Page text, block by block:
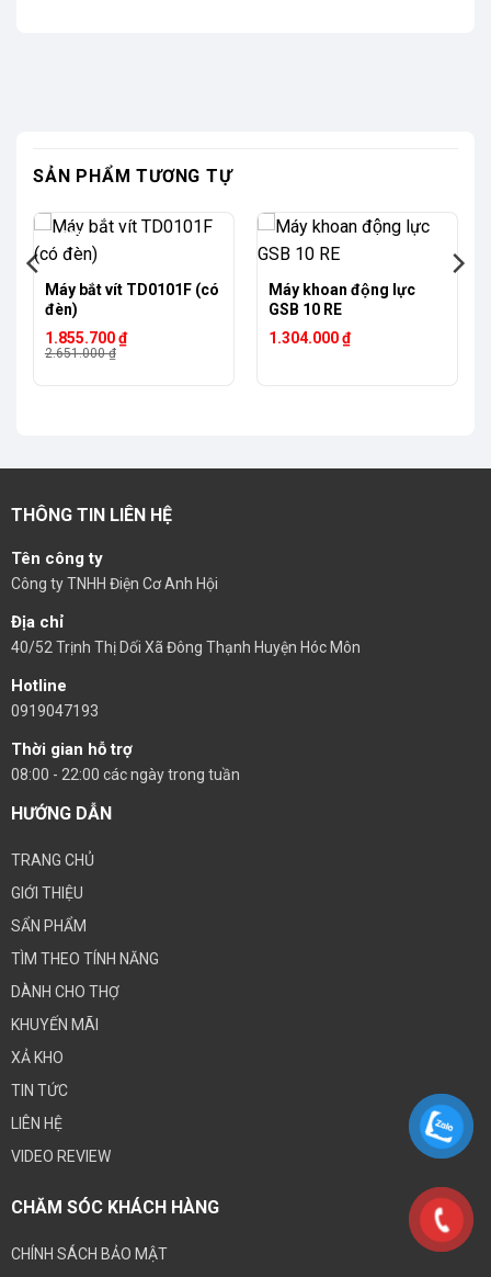
SẢN PHẨM TƯƠNG TỰ
-30%
Máy bắt vít TD0101F (có
đèn)
2.651.000₫
Giá
gốc
1.855.700₫
Giá
hiện
Máy khoan động lực
GSB 10 RE
1.304.000₫
THÔNG TIN LIÊN HỆ
Tên công ty
Công ty TNHH Điện Cơ Anh Hội
Địa chỉ
40/52 Trịnh Thị Dối Xã Đông Thạnh Huyện Hóc Môn
Hotline
0919047193
Thời gian hỗ trợ
08:00 - 22:00 các ngày trong tuần
HƯỚNG DẪN
TRANG CHỦ
GIỚI THIỆU
SẨN PHẨM
TÌM THEO TÍNH NĂNG
DÀNH CHO THỢ
KHUYẾN MÃI
XẢ KHO
TIN TỨC
LIÊN HỆ
VIDEO REVIEW
CHĂM SÓC KHÁCH HÀNG
CHÍNH SÁCH BẢO MẬT